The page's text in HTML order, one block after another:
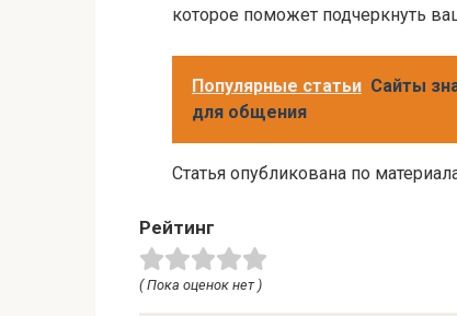
которое поможет подчеркнуть
Популярные статьи Сайты
для общения
Статья опубликована по
Рейтинг
( Пока оценок нет )